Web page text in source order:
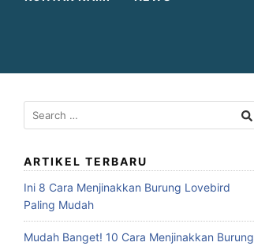
Search
for:
ARTIKEL TERBARU
Ini 8 Cara Menjinakkan Burung Lovebird
Paling Mudah
Mudah Banget! 10 Cara Menjinakkan Burung